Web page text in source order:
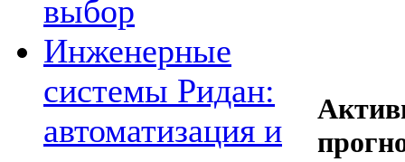
выбор
Инженерные
системы Ридан:
автоматизация и